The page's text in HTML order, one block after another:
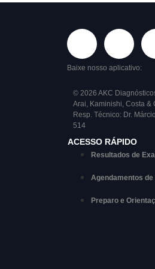
Baixe nosso aplicativo:
© 2026 AKC
Arai, Kaminishi, Costa &
Resp. Técnico: Dr.
514
ACESSO RÁPIDO
Resultados de
Agendamentos de
Preparo e